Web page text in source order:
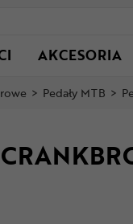
AKCESORIA
> Pedały MTB >